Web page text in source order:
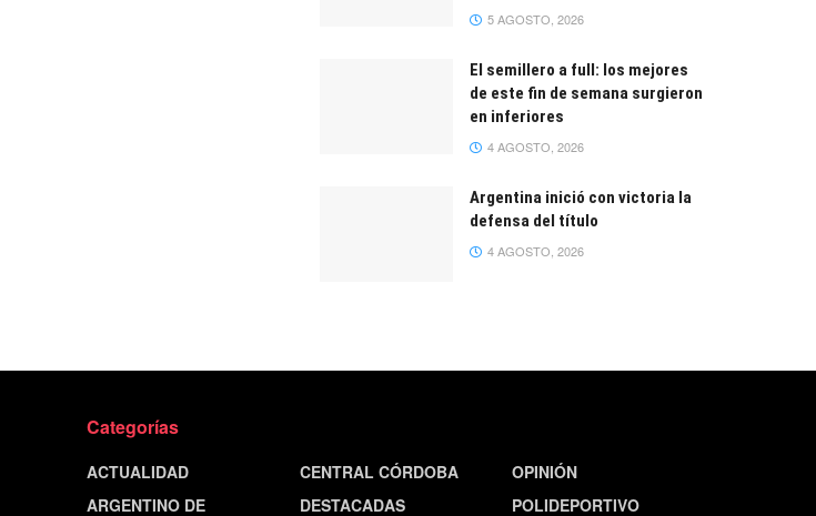
5 AGOSTO, 2026
El semillero a full: los mejores
de este fin de semana surgieron
en inferiores
4 AGOSTO, 2026
Argentina inició con victoria la
defensa del título
4 AGOSTO, 2026
Categorías
ACTUALIDAD
ARGENTINO DE
CENTRAL CÓRDOBA
DESTACADAS
OPINIÓN
POLIDEPORTIVO